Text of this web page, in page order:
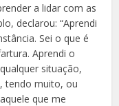
a lidar com as
declarou: “Aprendi
Sei o que é
Aprendi o
situação,
tendo muito, ou
que me